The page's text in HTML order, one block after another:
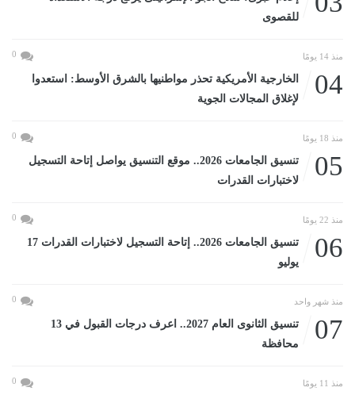
للقصوى
منذ 14 يومًا 0
04
الخارجية الأمريكية تحذر مواطنيها بالشرق الأوسط: استعدوا
لإغلاق المجالات الجوية
منذ 18 يومًا 0
05
تنسيق الجامعات 2026.. موقع التنسيق يواصل إتاحة التسجيل
لاختبارات القدرات
منذ 22 يومًا 0
06
تنسيق الجامعات 2026.. إتاحة التسجيل لاختبارات القدرات 17
يوليو
منذ شهر واحد 0
07
تنسيق الثانوى العام 2027.. اعرف درجات القبول في 13
محافظة
منذ 11 يومًا 0